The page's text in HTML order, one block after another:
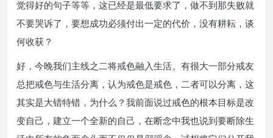
觉得好的句子等等，这已经是最低要求了，做不到那失败就
不要哭诉了，要想成功必须付出一定的代价，没有耕耘，谈
何收获？
好，今晚我们主线之二将戒色融入生活。有很大一部分戒友
总把戒色与生活分离，认为戒色是戒色，二者可以分离，这
其实是大错特错，为什么？我前面说过戒色的根本目标是改
变自己，建立一个全新的自己，在断念中我也说到要断除生